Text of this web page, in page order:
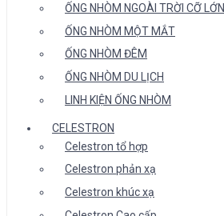
ỐNG NHÒM NGOÀI TRỜI CỠ LỚN
ỐNG NHÒM MỘT MẮT
ỐNG NHÒM ĐÊM
ỐNG NHÒM DU LỊCH
LINH KIỆN ỐNG NHÒM
CELESTRON
Celestron tổ hợp
Celestron phản xạ
Celestron khúc xạ